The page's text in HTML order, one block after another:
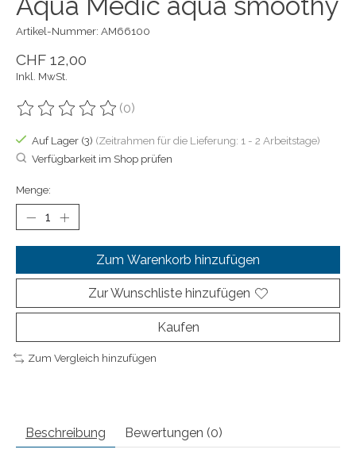
Artikel-Nummer: AM66100
CHF 12,00
Inkl. MwSt.
Die Bewertung dieses Produkts ist
(0)
Auf Lager (3) (Zeitrahmen für die Lieferung: 1 - 2 Arbeitstage)
Verfügbarkeit im Shop prüfen
Menge:
Zum Warenkorb hinzufügen
Zur Wunschliste hinzufügen
Kaufen
Zum Vergleich hinzufügen
Beschreibung Bewertungen (0)